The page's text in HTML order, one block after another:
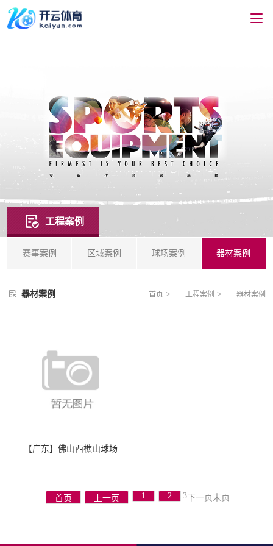
工程案例
赛事案例 区域案例 球场案例 器材案例
器材案例 首页 > 工程案例 > 器材案例
【广东】佛山西樵山球场
首页 上一页 1 2 3下一页 末页